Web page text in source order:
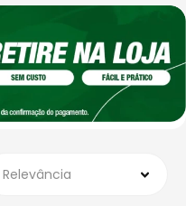
Relevância